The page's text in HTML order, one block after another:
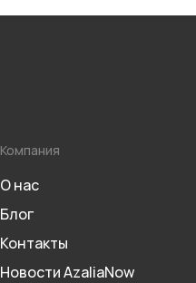
Компания
О нас
Блог
Контакты
Новости AzaliaNow